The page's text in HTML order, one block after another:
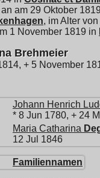
am 29 Oktober
, im Alter
1 November 1819 in
Brehmeier
+ 5 November
Johann Henrich
* 8 Jun 1780, + 24
Maria Catharina
12 Jul 1846
Familiennamen